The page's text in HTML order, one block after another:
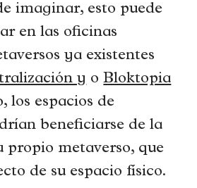
imaginar, esto puede
en las oficinas
ya existentes
y oBloktopia
los espacios de
beneficiarse de la
propio metaverso, que
de su espacio físico.